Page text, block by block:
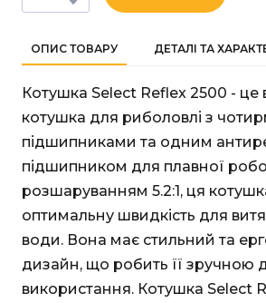
ОПИС ТОВАРУ ДЕТАЛІ ТА
Котушка Select Reflex 2500 - це
котушка для риболовлі з
підшипниками та одним
підшипником для плавної
розшаруванням 5.2:1, ця
оптимальну швидкість для
води. Вона має стильний та
дизайн, що робить її зручною
використання. Котушка Select